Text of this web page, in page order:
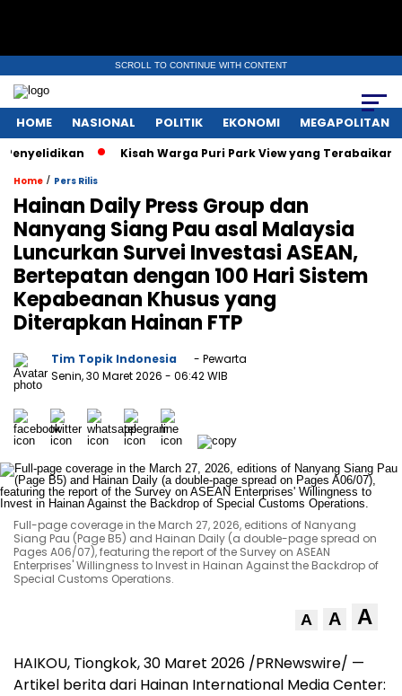
SCROLL TO CONTINUE WITH CONTENT
HOME NASIONAL POLITIK EKONOMI MEGAPOLITAN
Kisah Warga Puri Park View yang Terabaikan: Tak
Home / Pers Rilis
Hainan Daily Press Group dan
Nanyang Siang Pau asal Malaysia
Luncurkan Survei Investasi ASEAN,
Bertepatan dengan 100 Hari Sistem
Kepabeanan Khusus yang
Diterapkan Hainan FTP
Tim Topik Indonesia
- Pewarta
Senin, 30 Maret 2026 - 06:42 WIB
Full-page coverage in the March 27, 2026, editions of Nanyang
Siang Pau (Page B5) and Hainan Daily (a double-page spread on
Pages A06/07), featuring the report of the Survey on ASEAN
Enterprises' Willingness to Invest in Hainan Against the Backdrop of
Special Customs Operations.
A A A
HAIKOU, Tiongkok,30 Maret 2026 /PRNewswire/ —
Artikel berita dari Hainan International Media Center: